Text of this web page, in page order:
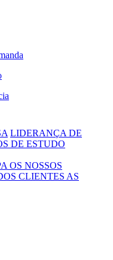
LIDERANÇA DE
DE ESTUDO
OS NOSSOS
CLIENTES AS